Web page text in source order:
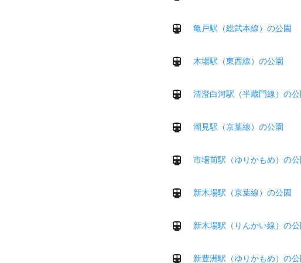
亀戸駅（総武本線）の公園
木場駅（東西線）の公園
清澄白河駅（半蔵門線）の公
潮見駅（京葉線）の公園
市場前駅（ゆりかもめ）の公
新木場駅（京葉線）の公園
新木場駅（りんかい線）の公
新豊洲駅（ゆりかもめ）の公